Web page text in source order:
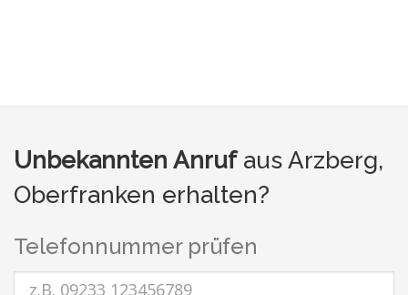
Unbekannten Anrufaus Arzberg,
Oberfranken erhalten?
Telefonnummer prüfen